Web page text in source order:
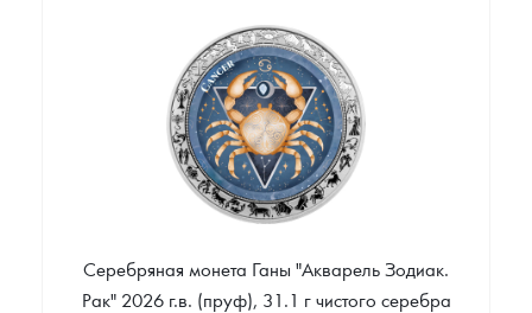
Цена выкупа
35 972 Руб.
Серебряная монета Ганы "Акварель Зодиак.
Рак" 2026 г.в. (пруф), 31.1 г чистого серебра